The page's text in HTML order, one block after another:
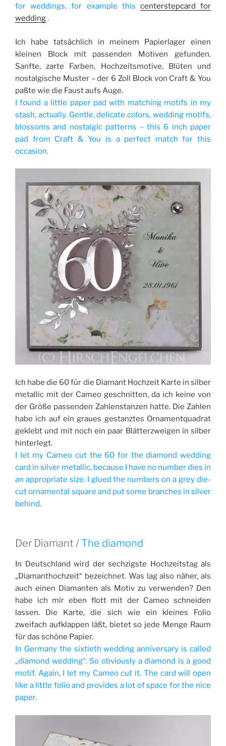
for weddings, for example this centerstepcard for
wedding.
Ich habe tatsächlich in meinem Papierlager einen
kleinen Block mit passenden Motiven gefunden.
Sanfte, zarte Farben, Hochzeitsmotive, Blüten und
nostalgische Muster – der 6 Zoll Block von Craft & You
paßte wie die Faust aufs Auge.
I found a little paper pad with matching motifs in my
stash, actually. Gentle, delicate colors, wedding motifs,
blossoms and nostalgic patterns – this 6 inch paper
pad from Craft & You is a perfect match for this
occasion.
Ich habe die 60 für die Diamant Hochzeit Karte in silber
metallic mit der Cameo geschnitten, da ich keine von
der Größe passenden Zahlenstanzen hatte. Die Zahlen
habe ich auf ein graues gestanztes Ornamentquadrat
geklebt und mit noch ein paar Blätterzweigen in silber
hinterlegt.
I let my Cameo cut the 60 for the diamond wedding
card in silver metallic, because I have no number dies in
an appropriate size. I glued the numbers on a grey die-
cut ornamental square and put some branches in silver
behind.
Der Diamant /The diamond
In Deutschland wird der sechzigste Hochzeitstag als
„Diamanthochzeit“ bezeichnet. Was lag also näher, als
auch einen Diamanten als Motiv zu verwenden? Den
habe ich mir eben flott mit der Cameo schneiden
lassen. Die Karte, die sich wie ein kleines Folio
zweifach aufklappen läßt, bietet so jede Menge Raum
für das schöne Papier.
In Germany the sixtieth wedding anniversary is called
„diamond wedding“. So obviously a diamond is a good
motif. Again, I let my Cameo cut it. The card will open
like a little folio and provides a lot of space for the nice
paper.